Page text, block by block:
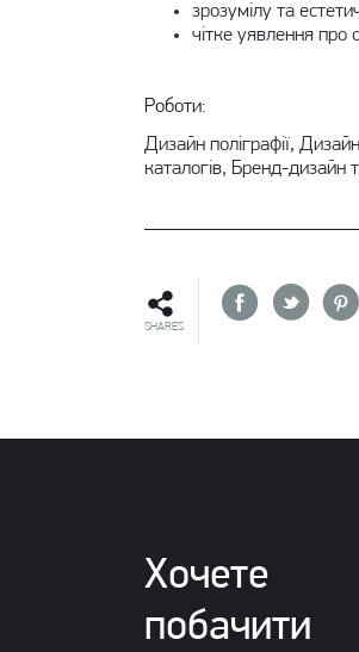
зрозумілу та
чітке уявлення про
Роботи:
Дизайн поліграфії,
каталогів, Бренд-дизайн
SHARES
Хочете
побачити